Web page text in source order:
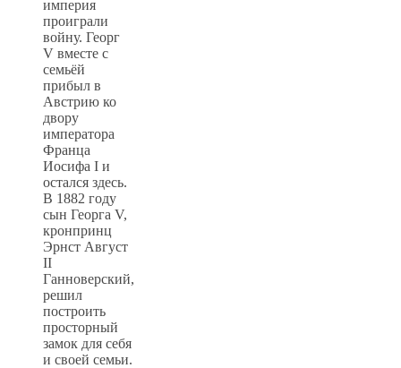
империя
проиграли
войну. Георг
V вместе с
семьёй
прибыл в
Австрию ко
двору
императора
Франца
Иосифа I и
остался здесь.
В 1882 году
сын Георга V,
кронпринц
Эрнст Август
II
Ганноверский,
решил
построить
просторный
замок для себя
и своей семьи.